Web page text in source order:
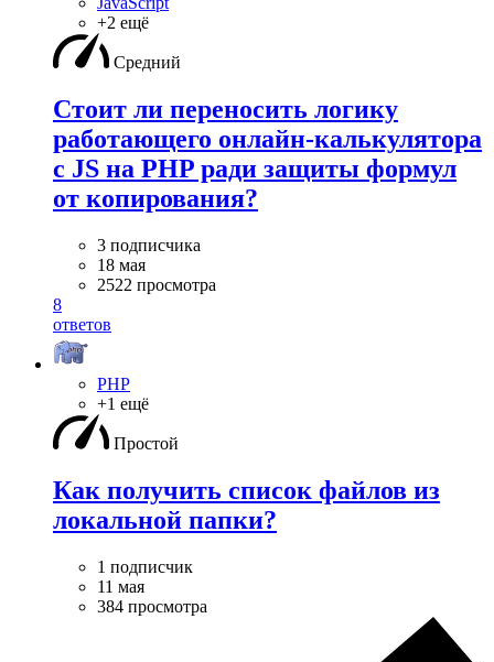
+2 ещё
Средний
Стоит ли переносить логику
работающего онлайн-калькулятора
с JS на PHP ради защиты формул
от копирования?
3 подписчика
18 мая
2522 просмотра
8
ответов
PHP
+1 ещё
Простой
Как получить список файлов из
локальной папки?
1 подписчик
11 мая
384 просмотра